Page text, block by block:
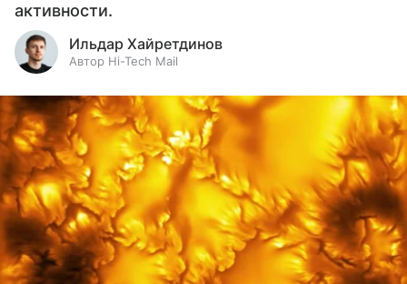
активности.
Ильдар Хайретдинов
Автор Hi-Tech Mail